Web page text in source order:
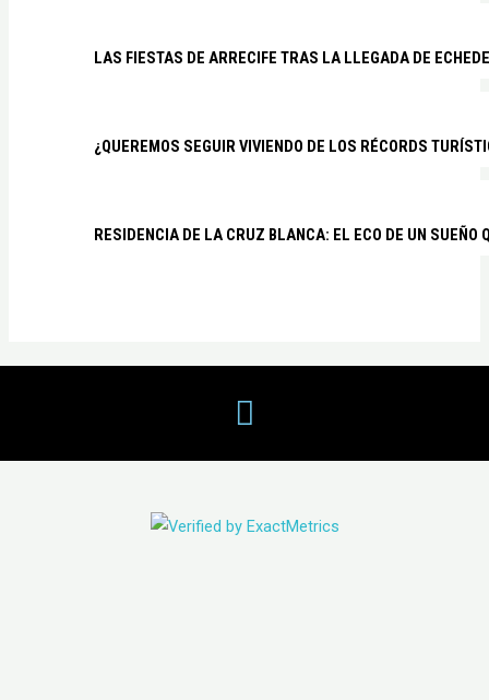
LAS FIESTAS DE ARRECIFE TRAS LA LLEGADA DE
¿QUEREMOS SEGUIR VIVIENDO DE LOS RÉCORDS
RESIDENCIA DE LA CRUZ BLANCA: EL ECO DE UN